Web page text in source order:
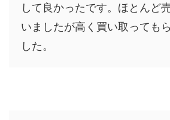
して良かったです。ほとんど
いましたが高く買い取っても
した。